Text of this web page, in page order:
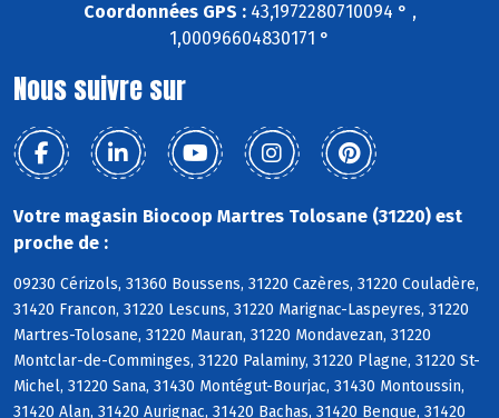
Coordonnées GPS :43,1972280710094 ° ,
1,00096604830171 °
Nous suivre sur
Votre magasin Biocoop Martres Tolosane (31220) est
proche de :
09230 Cérizols, 31360 Boussens, 31220 Cazères, 31220 Couladère,
31420 Francon, 31220 Lescuns, 31220 Marignac-Laspeyres, 31220
Martres-Tolosane, 31220 Mauran, 31220 Mondavezan, 31220
Montclar-de-Comminges, 31220 Palaminy, 31220 Plagne, 31220 St-
Michel, 31220 Sana, 31430 Montégut-Bourjac, 31430 Montoussin,
31420 Alan, 31420 Aurignac, 31420 Bachas, 31420 Benque, 31420